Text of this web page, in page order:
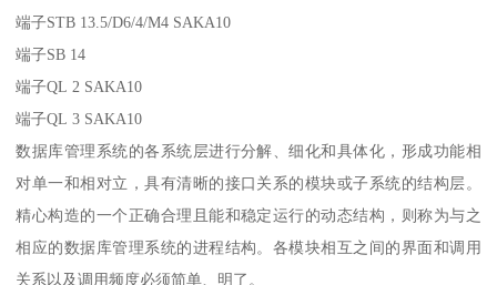
端子STB 13.5/D6/4/M4 SAKA10
端子SB 14
端子QL 2 SAKA10
端子QL 3 SAKA10
数据库管理系统的各系统层进行分解、细化和具体化，形成功能相
对单一和相对立，具有清晰的接口关系的模块或子系统的结构层。
精心构造的一个正确合理且能和稳定运行的动态结构，则称为与之
相应的数据库管理系统的进程结构。各模块相互之间的界面和调用
关系以及调用频度必须简单、明了。